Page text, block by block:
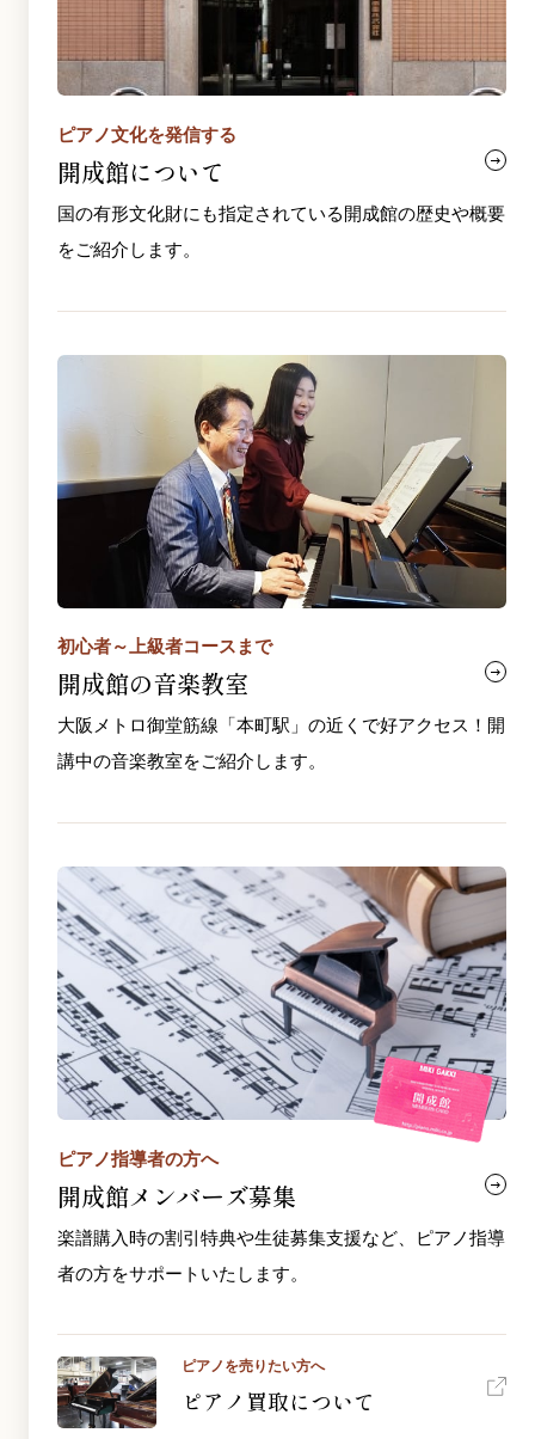
ピアノ文化を発信する
開成館について
国の有形文化財にも指定されている開成館の歴史や概要
をご紹介します。
初心者～上級者コースまで
開成館の音楽教室
大阪メトロ御堂筋線「本町駅」の近くで好アクセス！開
講中の音楽教室をご紹介します。
ピアノ指導者の方へ
開成館メンバーズ募集
楽譜購入時の割引特典や生徒募集支援など、ピアノ指導
者の方をサポートいたします。
ピアノを売りたい方へ
ピアノ買取について